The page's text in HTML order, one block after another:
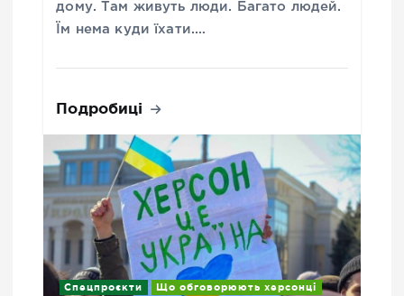
дому. Там живуть люди. Багато людей.
Їм нема куди їхати.…
Подробиці
Спецпроєкти Що обговорюють херсонці